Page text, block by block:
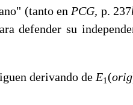
(tanto en PCG, p. 237
defender su
derivando de E1(orig